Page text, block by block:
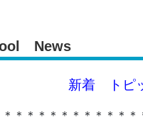
News
新着 トピ
＊＊＊＊＊＊＊＊＊＊＊